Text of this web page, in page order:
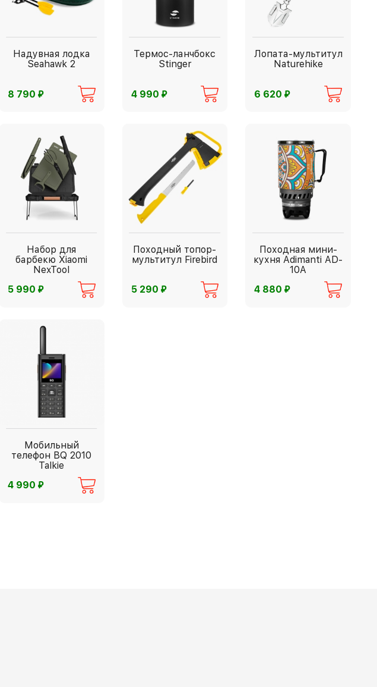
Надувная лодка
Seahawk 2
8 790 ⃏
Термос-ланчбокс
Stinger
4 990 ⃏
Лопата-мультитул
Naturehike
6 620⃏
Набор для
барбекю Xiaomi
NexTool
5 990 ⃏
Походный топор-
мультитул Firebird
5 290 ⃏
Походная мини-
кухня Adimanti AD-
10A
4 880⃏
Мобильный
телефон BQ 2010
Talkie
4 990 ⃏